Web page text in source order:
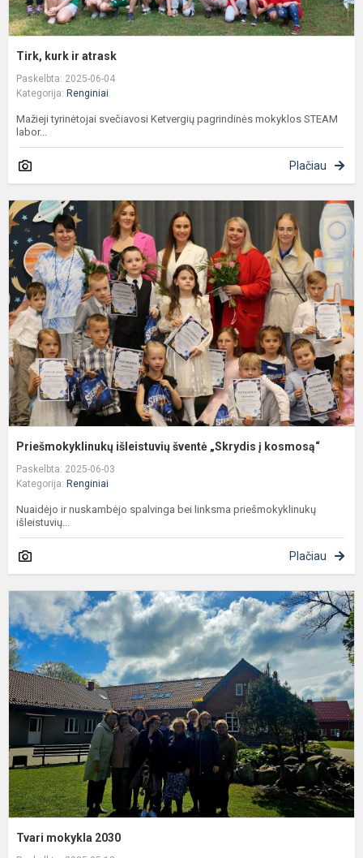
Tirk, kurk ir atrask
Paskelbta: 2025-06-04
Kategorija: Renginiai
Mažieji tyrinėtojai svečiavosi Ketvergių pagrindinės mokyklos STEAM
labor...
Plačiau
Priešmokyklinukų išleistuvių šventė „Skrydis į kosmosą“
Paskelbta: 2025-06-03
Kategorija: Renginiai
Nuaidėjo ir nuskambėjo spalvinga bei linksma priešmokyklinukų
išleistuvių...
Plačiau
Tvari mokykla 2030